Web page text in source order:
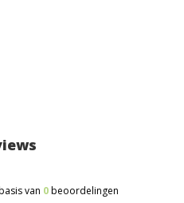
van 0beoordelingen